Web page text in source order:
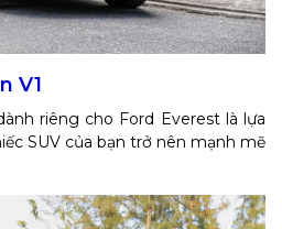
V1
riêng cho Ford Everest là lựa
SUV của bạn trở nên mạnh mẽ